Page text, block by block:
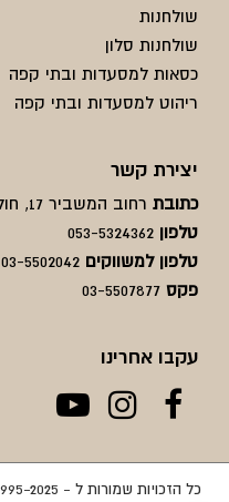
שולחנות
שולחנות סלון
כסאות למסעדות ובתי קפה
ריהוט למסעדות ובתי קפה
יצירת קשר
כתובת רחוב המשביר 17, חולון
טלפון 053-5324362
טלפון למשווקים 03-5502042
פקס 03-5507877
עקבו אחרינו